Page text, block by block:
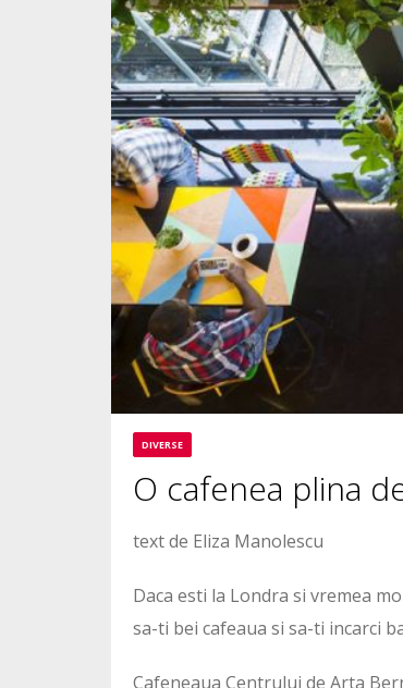
DIVERSE
O cafenea plina
text de Eliza Manolescu
Daca esti la Londra si vremea
sa-ti bei cafeaua si sa-ti incarci
Cafeneaua Centrului de Arta